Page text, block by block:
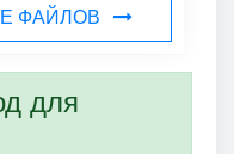
ФАЙЛОВ
для